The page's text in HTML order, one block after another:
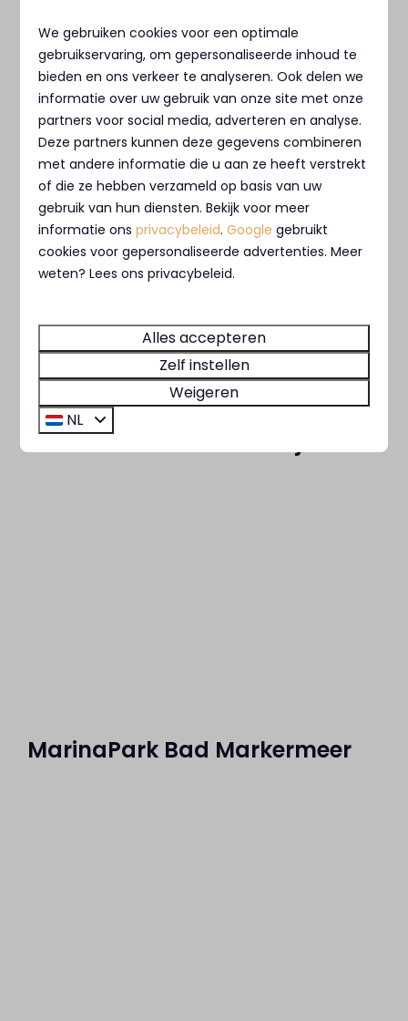
Beveiligd door reCaptcha,privacybeleiden
servicevoorwaardenzijn van toepassing.
MarinaPark Residentie Nieuw
Loosdrecht
MarinaPark Bad Nederrijn
MarinaPark Bad Markermeer
We gebruiken cookies voor een optimale
gebruikservaring, om gepersonaliseerde inhoud te
bieden en ons verkeer te analyseren. Ook delen we
informatie over uw gebruik van onze site met onze
partners voor social media, adverteren en analyse.
Deze partners kunnen deze gegevens combineren
met andere informatie die u aan ze heeft verstrekt
of die ze hebben verzameld op basis van uw
gebruik van hun diensten. Bekijk voor meer
informatie onsprivacybeleid.Google gebruikt
cookies voor gepersonaliseerde advertenties. Meer
weten? Lees ons privacybeleid.
Alles accepteren
Zelf instellen
Weigeren
NL